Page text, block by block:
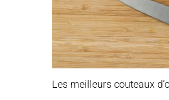
Les meilleurs couteaux